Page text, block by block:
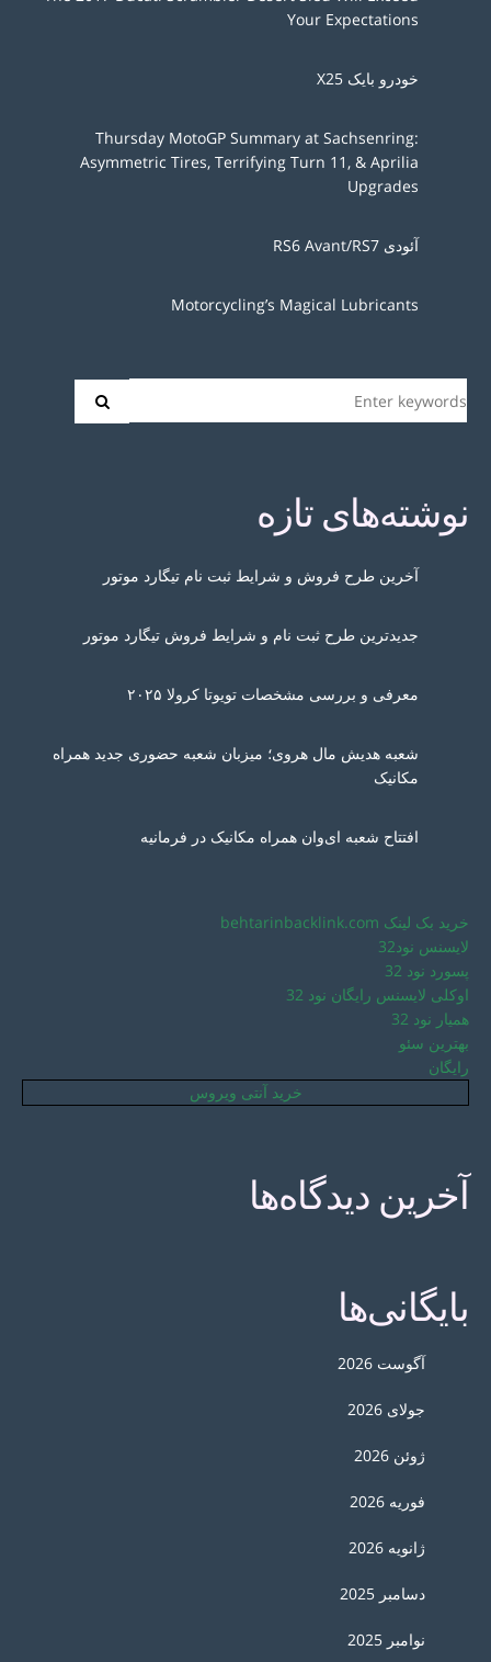
Your Expectations
خودرو بایک X25
Thursday MotoGP Summary at Sachsenring:
Asymmetric Tires, Terrifying Turn 11, & Aprilia
Upgrades
آئودی RS6 Avant/RS7
Motorcycling’s Magical Lubricants
نوشته‌های تازه
آخرین طرح فروش و شرایط ثبت نام تیگارد موتور
جدیدترین طرح ثبت نام و شرایط فروش تیگارد موتور
معرفی و بررسی مشخصات تویوتا کرولا ۲۰۲۵
شعبه هدیش مال هروی؛ میزبان شعبه حضوری جدید همراه
مکانیک
افتتاح شعبه ای‌وان همراه مکانیک در فرمانیه
خرید بک لینک behtarinbacklink.com
لایسنس نود32
پسورد نود 32
اوکلی لایسنس رایگان نود 32
همیار نود 32
بهترین سئو
رایگان
خرید آنتی ویروس
آخرین دیدگاه‌ها
بایگانی‌ها
آگوست 2026
جولای 2026
ژوئن 2026
فوریه 2026
ژانویه 2026
دسامبر 2025
نوامبر 2025